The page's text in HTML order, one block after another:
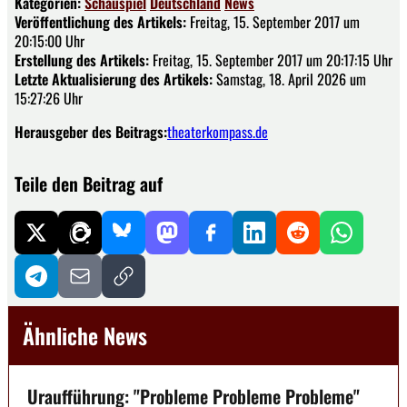
Veröffentlichung des Artikels: Freitag, 15. September 2017 um
20:15:00 Uhr
Erstellung des Artikels: Freitag, 15. September 2017 um 20:17:15 Uhr
Letzte Aktualisierung des Artikels:Samstag, 18. April 2026 um
15:27:26 Uhr
Herausgeber des Beitrags:theaterkompass.de
Teile den Beitrag auf
Ähnliche News
Uraufführung: "Probleme Probleme Probleme"